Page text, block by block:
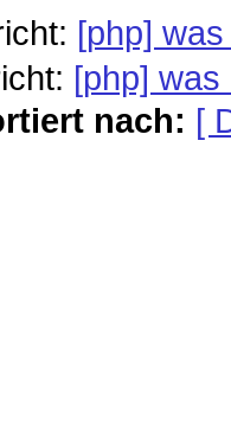
[php]
[php]
nach: [